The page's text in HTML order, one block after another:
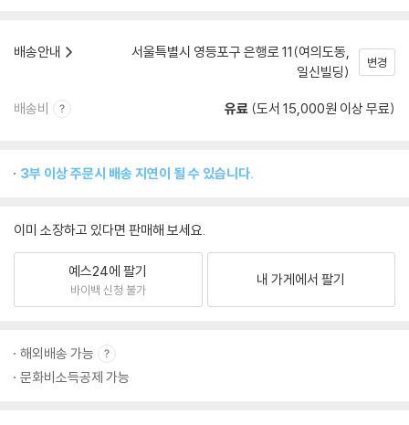
배송안내
서울특별시 영등포구 은행로 11(여의도동,
일신빌딩)
변경
배송비 유료 (도서 15,000원 이상 무료)
3부 이상 주문시 배송 지연이 될 수 있습니다.
이미 소장하고 있다면 판매해 보세요.
예스24에 팔기
바이백 신청 불가
내 가게에서 팔기
해외배송 가능
문화비소득공제 가능